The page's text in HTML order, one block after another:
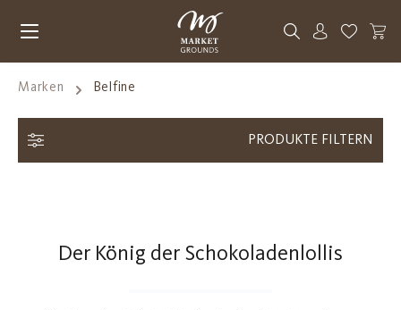
Du hast
Marken Belfine
PRODUKTE FILTERN
Der König der Schokoladenlollis